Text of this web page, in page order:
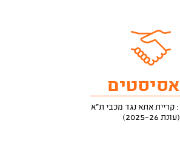
(עונת 2025-26)